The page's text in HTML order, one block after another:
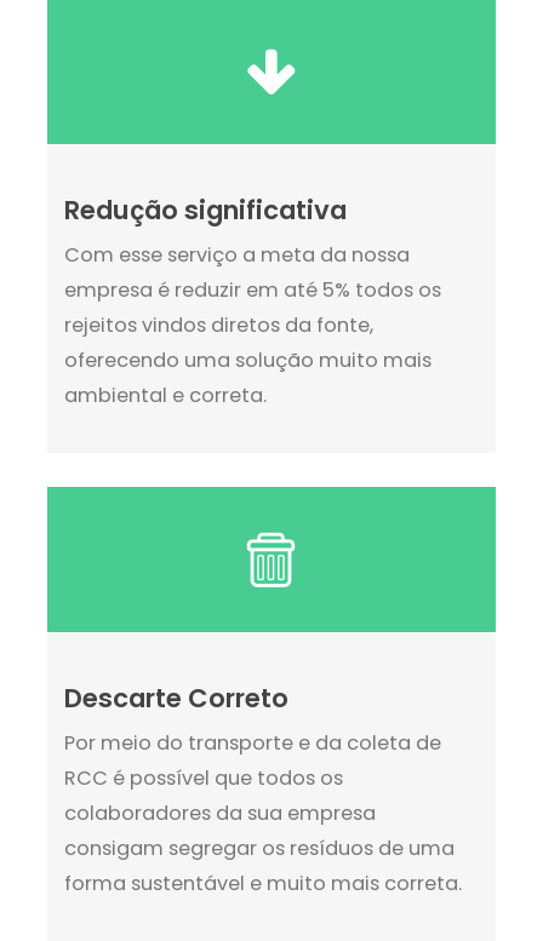
Redução significativa
Com esse serviço a meta da nossa
empresa é reduzir em até 5% todos os
rejeitos vindos diretos da fonte,
oferecendo uma solução muito mais
ambiental e correta.
Descarte Correto
Por meio do transporte e da coleta de
RCC é possível que todos os
colaboradores da sua empresa
consigam segregar os resíduos de uma
forma sustentável e muito mais correta.